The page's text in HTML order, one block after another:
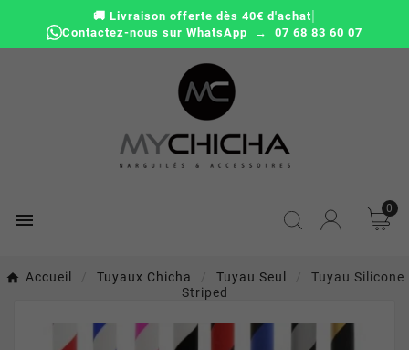
🚚 Livraison offerte dès 40€ d'achat|
Contactez-nous sur WhatsApp → 07 68 83 60 07

0
Accueil Tuyaux Chicha Tuyau Seul
Tuyau Silicone
Striped